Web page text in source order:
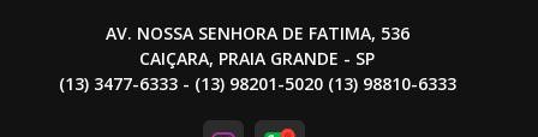
AV. NOSSA SENHORA DE FATIMA, 536
CAIÇARA, PRAIA GRANDE - SP
(13) 3477-6333 - (13) 98201-5020 (13) 98810-6333